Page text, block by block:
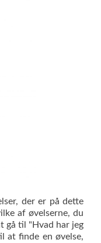
der er på dette
af øvelserne, du
gå til "Hvad har jeg
at finde en øvelse,